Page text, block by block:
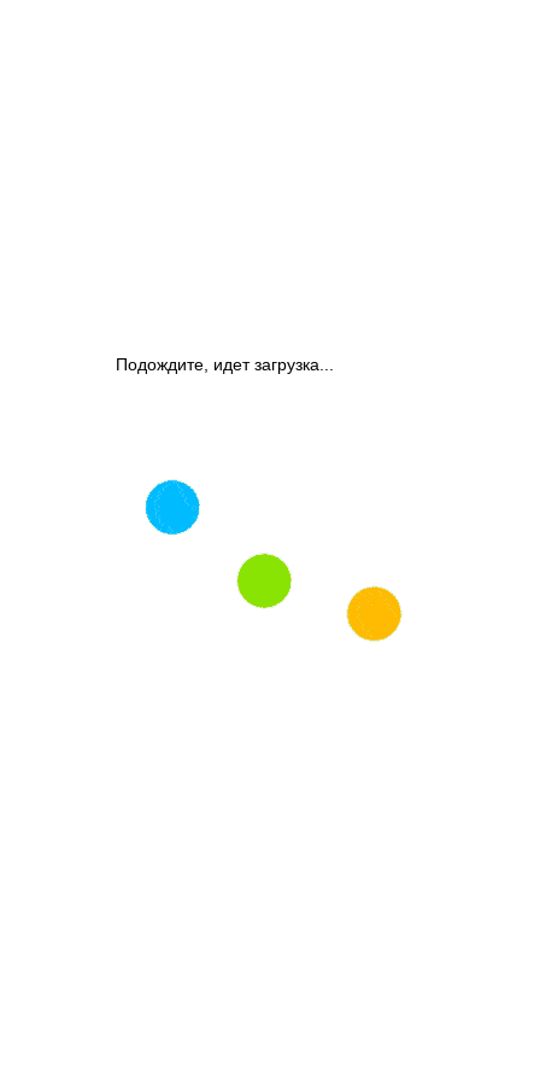
Подождите, идет загрузка...